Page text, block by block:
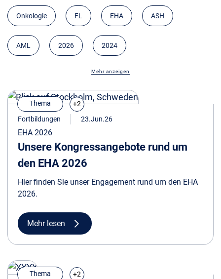
Onkologie FL EHA ASH
AML 2026 2024
Mehr anzeigen
Thema
+2
Fortbildungen
23.Jun.26
EHA 2026
Unsere Kongressangebote rund um
den EHA 2026
Hier finden Sie unser Engagement rund um den EHA
2026.
Mehr lesen
Thema
+2